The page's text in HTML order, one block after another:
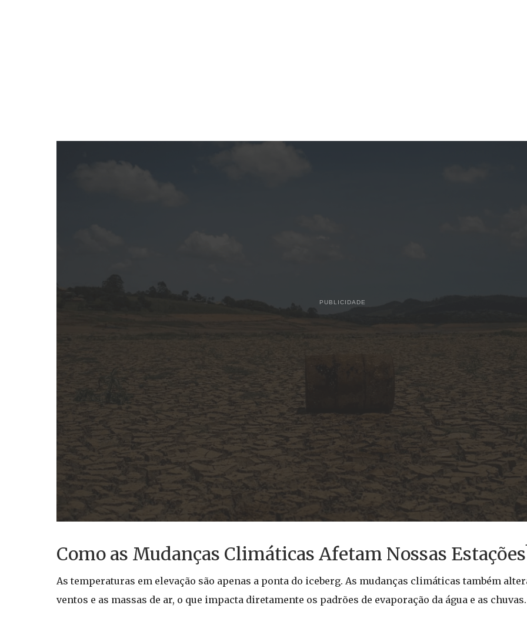
PUBLICIDADE
Como as Mudanças Climáticas Afetam Nossas
As temperaturas em elevação são apenas a ponta do iceberg. As mudanças climáticas também
ventos e as massas de ar, o que impacta diretamente os padrões de evaporação da água e as chuvas.